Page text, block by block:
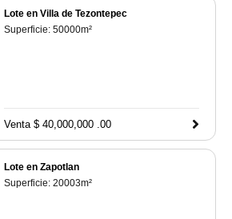
Lote en Villa de Tezontepec
Superficie: 50000m²
Venta $ 40,000,000 .00
Lote en Zapotlan
Superficie: 20003m²